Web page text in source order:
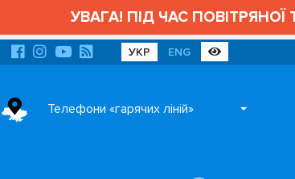
УВАГА! ПІД ЧАС ПОВІТРЯНОЇ
УКР ENG
Телефони «гарячих ліній»